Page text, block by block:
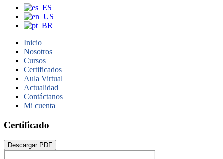
Inicio
Nosotros
Cursos
Certificados
Aula Virtual
Actualidad
Contáctanos
Mi cuenta
Certificado
Descargar PDF